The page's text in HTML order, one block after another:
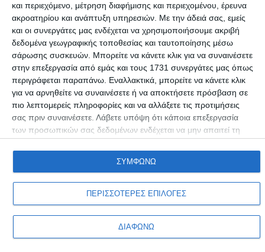
και περιεχόμενο, μέτρηση διαφήμισης και περιεχομένου, έρευνα
ακροατηρίου και ανάπτυξη υπηρεσιών. Με την άδειά σας, εμείς
και οι συνεργάτες μας ενδέχεται να χρησιμοποιήσουμε ακριβή
δεδομένα γεωγραφικής τοποθεσίας και ταυτοποίησης μέσω
σάρωσης συσκευών. Μπορείτε να κάνετε κλικ για να συναινέσετε
στην επεξεργασία από εμάς και τους 1731 συνεργάτες μας όπως
περιγράφεται παραπάνω. Εναλλακτικά, μπορείτε να κάνετε κλικ
για να αρνηθείτε να συναινέσετε ή να αποκτήσετε πρόσβαση σε
πιο λεπτομερείς πληροφορίες και να αλλάξετε τις προτιμήσεις
σας πριν συναινέσετε. Λάβετε υπόψη ότι κάποια επεξεργασία
των προσωπικών σας δεδομένων ενδέχεται να μην απαιτεί τη
την επεξεργασία. Οι προτιμήσεις σαςθα ισχύουν μόνο για αυτόν
τον ιστότοπο. Μπορείτε να αλλάξετε τις προτιμήσεις σας ή να
επιστρέφοντας σε αυτόν τον ιστότοπο και κάνοντας κλικ στο
κουμπί "Απορρήτου" στο κάτω μέρος της ιστοσελίδας.
ΠΕΡΙΣΣΟΤΕΡΕΣ ΕΠΙΛΟΓΕΣ
ΔΙΑΦΩΝΩ
ΣΥΜΦΩΝΩ
ΑΘΛΗΤΙΚΆ
Εκδήλωση της Λέσχης Ιστορίας & Πολιτισμού της
ΑΕΚ στη Νέα Κίο
Η Κίος της ρωμαλέας ρωμιοσύνης κατοικούνταν το 1922 από 12.000
Έλληνες σε…
Συντακτική ομάδα 08/12/2018
Προσωπικά δεδομένα & Όροι Χρήσης